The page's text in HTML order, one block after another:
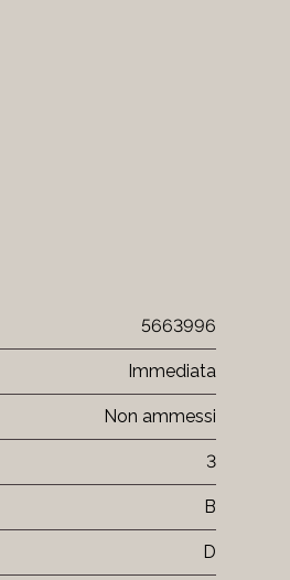
5663996
Immediata
Non ammessi
3
B
D